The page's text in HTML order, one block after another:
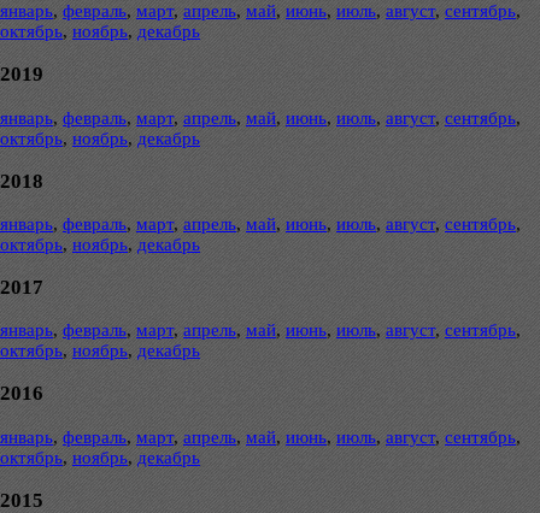
январь, февраль, март, апрель, май, июнь, июль, август, сентябрь,
октябрь, ноябрь, декабрь
2019
январь, февраль, март, апрель, май, июнь, июль, август, сентябрь,
октябрь, ноябрь, декабрь
2018
январь, февраль, март, апрель, май, июнь, июль, август, сентябрь,
октябрь, ноябрь, декабрь
2017
январь, февраль, март, апрель, май, июнь, июль, август, сентябрь,
октябрь, ноябрь, декабрь
2016
январь, февраль, март, апрель, май, июнь, июль, август, сентябрь,
октябрь, ноябрь, декабрь
2015